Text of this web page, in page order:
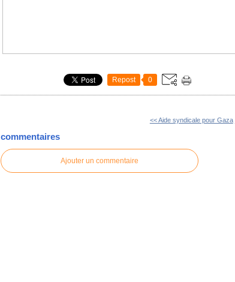
Repost 0
<< Aide syndicale pour Gaza
commentaires
Ajouter un commentaire